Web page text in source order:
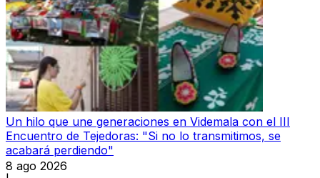
Un hilo que une generaciones en Videmala con el III
Encuentro de Tejedoras: "Si no lo transmitimos, se
acabará perdiendo"
8 ago 2026